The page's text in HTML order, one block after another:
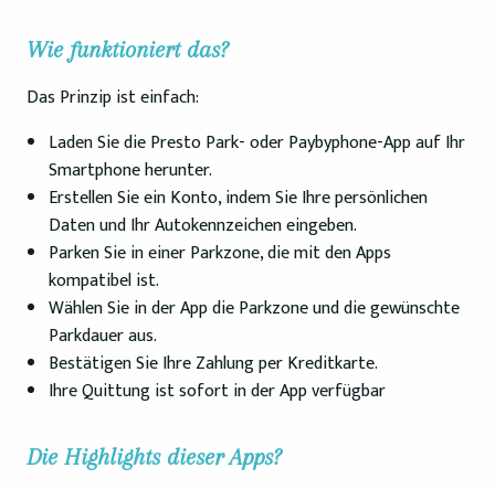
Wie funktioniert das?
Das Prinzip ist einfach:
Laden Sie die Presto Park- oder Paybyphone-App auf Ihr
Smartphone herunter.
Erstellen Sie ein Konto, indem Sie Ihre persönlichen
Daten und Ihr Autokennzeichen eingeben.
Parken Sie in einer Parkzone, die mit den Apps
kompatibel ist.
Wählen Sie in der App die Parkzone und die gewünschte
Parkdauer aus.
Bestätigen Sie Ihre Zahlung per Kreditkarte.
Ihre Quittung ist sofort in der App verfügbar
Die Highlights dieser Apps?